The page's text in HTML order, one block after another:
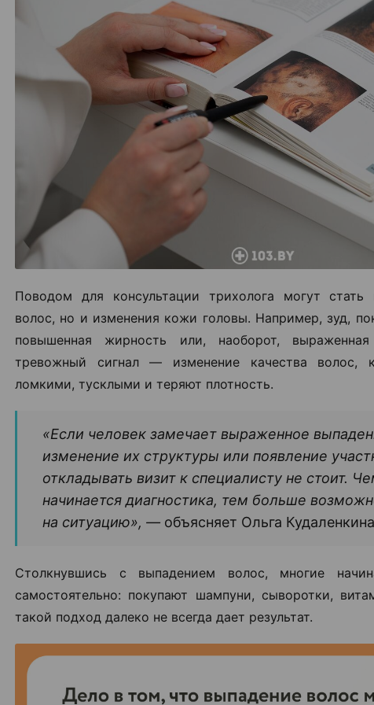
Поводом для консультации трихолога могут
волос, но и изменения кожи головы. Например, зуд,
повышенная жирность или, наоборот,
тревожный сигнал — изменение качества волос,
ломкими, тусклыми и теряют плотность.
«Если человек замечает выраженное
изменение их структуры или появление
откладывать визит к специалисту не стоит.
начинается диагностика, тем больше
на ситуацию», — объясняет Ольга
Столкнувшись с выпадением волос, многие
самостоятельно: покупают шампуни, сыворотки,
такой подход далеко не всегда дает результат.